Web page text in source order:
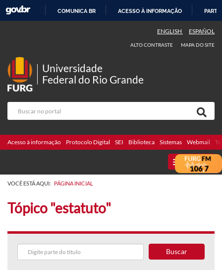
COMUNICA BR ACESSO À INFORMAÇÃO
ENGLISH ESPAÑOL
ALTO CONTRASTE MAPA DO SITE
Universidade
Federal do Rio Grande
Acesso à informação Protocolo Digital SEI Biblioteca Sistemas Webmail
MENU
VOCÊ ESTÁ AQUI: PÁGINA INICIAL
Tópico "estatuto"
Buscar